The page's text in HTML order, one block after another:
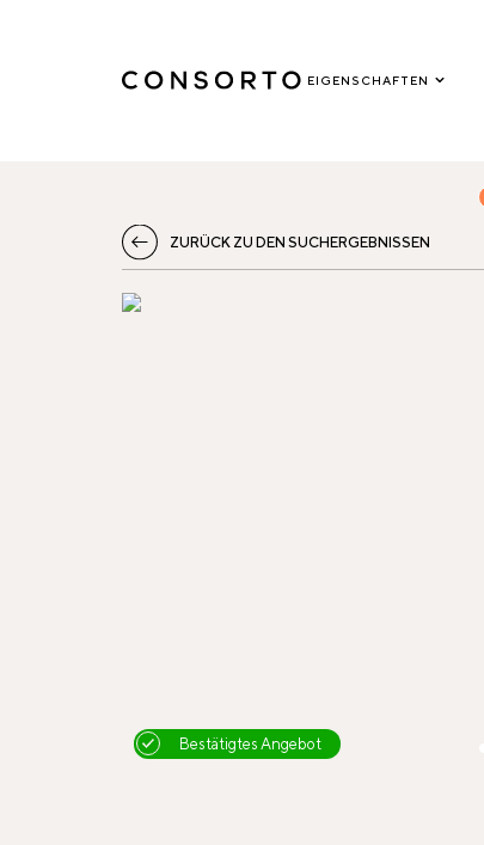
EIGENSCHAFTEN
ZURÜCK ZU DEN SUCHERGEBNISSEN
Bestätigtes Angebot